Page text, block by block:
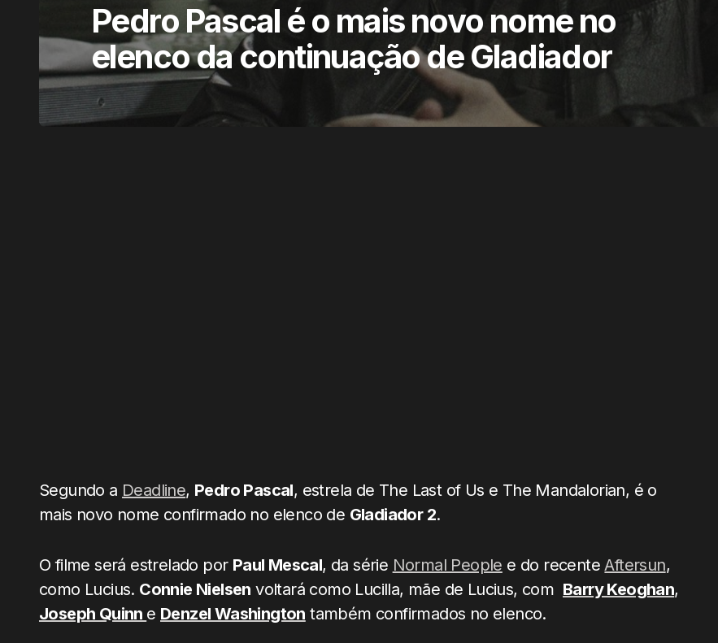
Pedro Pascal é o mais novo nome no
elenco da continuação de Gladiador
Segundo a Deadline, Pedro Pascal, estrela de The Last of Us e The Mandalorian, é o
mais novo nome confirmado no elenco de Gladiador 2.
O filme será estrelado por Paul Mescal, da série Normal People e do recenteAftersun,
como Lucius. Connie Nielsen voltará como Lucilla, mãe de Lucius, com Barry Keoghan,
Joseph Quinn e Denzel Washington também confirmados no elenco.